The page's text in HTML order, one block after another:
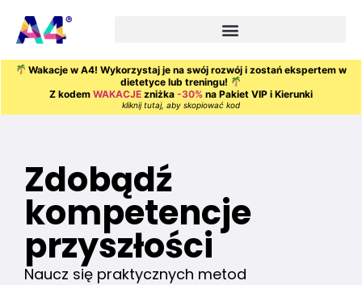
Wakacje w A4! Wykorzystaj je na swój rozwój i zostań ekspertem w
dietetyce lub treningu!
Z kodem WAKACJE zniżka -30% na Pakiet VIP i Kierunki
kliknij tutaj, aby skopiować kod
Zdobądź
kompetencje
przyszłości
Naucz się praktycznych metod